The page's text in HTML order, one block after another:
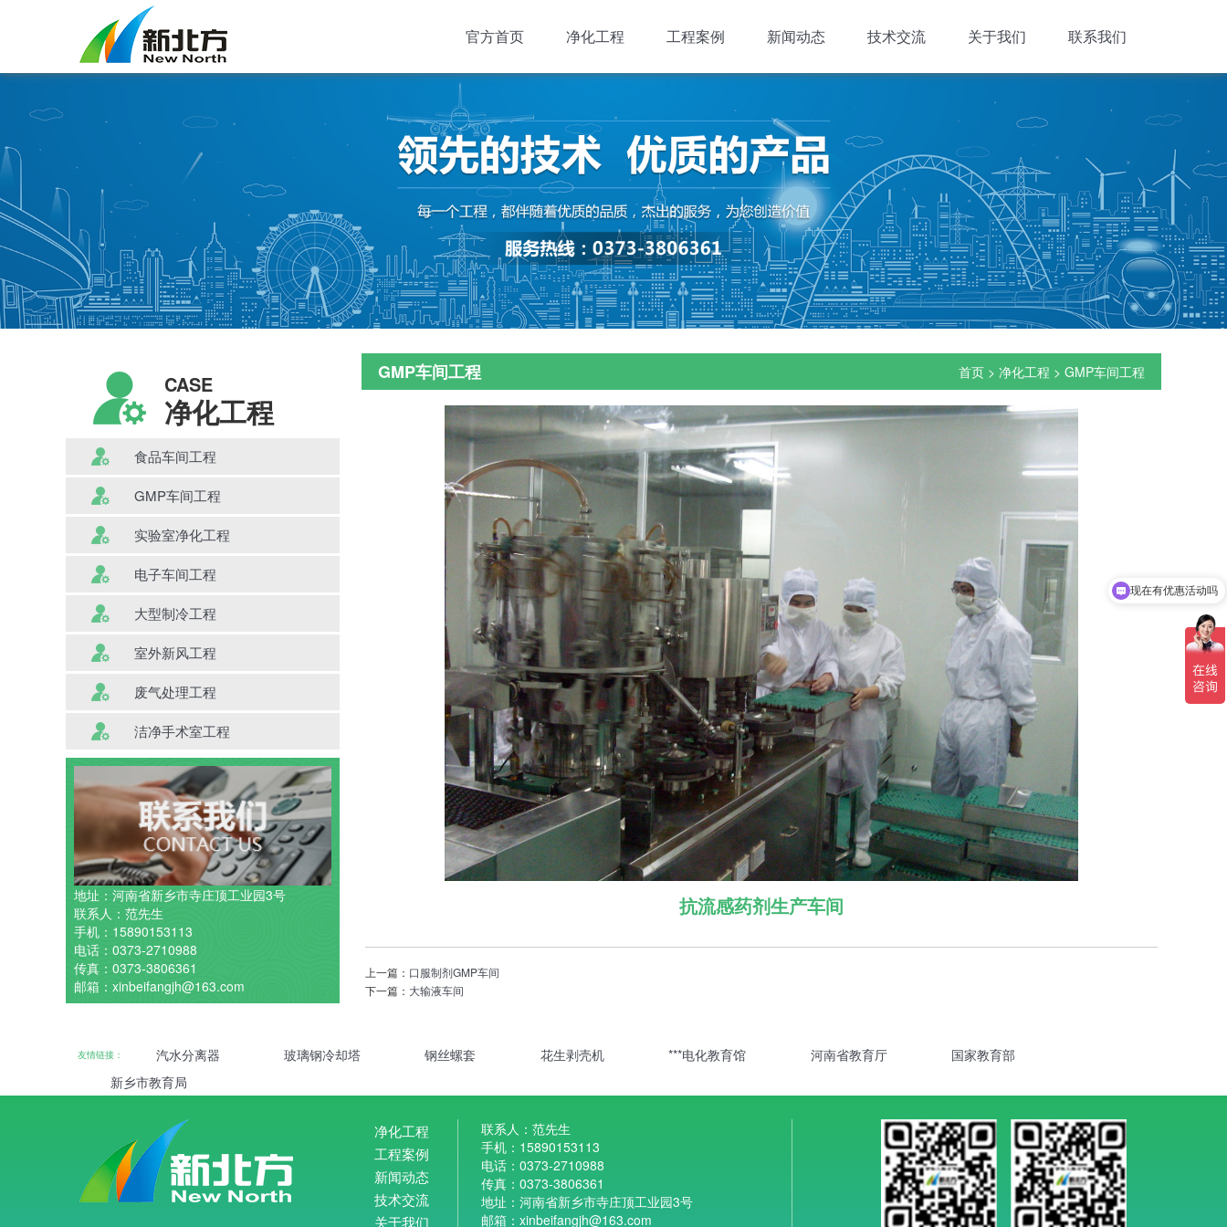
联系我们
关于我们
技术交流
新闻动态
工程案例
净化工程
官方首页
CASE
净化工程
食品车间工程
GMP车间工程
实验室净化工程
电子车间工程
大型制冷工程
室外新风工程
废气处理工程
洁净手术室工程
地址：河南省新乡市寺庄顶工业园3号
联系人：范先生
手机：15890153113
电话：0373-2710988
传真：0373-3806361
邮箱：xinbeifangjh@163.com
GMP车间工程 首页 >净化工程 >GMP车间工程
抗流感药剂生产车间
上一篇： 口服制剂GMP车间
下一篇： 大输液车间
友情链接： 汽水分离器 玻璃钢冷却塔 钢丝螺套 花生剥壳机 ***电化教育馆 河南省教育厅
国家教育部
新乡市教育局
净化工程
工程案例
新闻动态
技术交流
关于我们
联系人：范先生
手机：15890153113
电话：0373-2710988
传真：0373-3806361
地址：河南省新乡市寺庄顶工业园3号
邮箱：xinbeifangjh@163.com
现在有优惠活动吗